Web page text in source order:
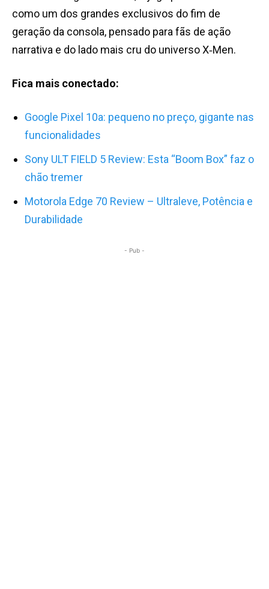
como um dos grandes exclusivos do fim de
geração da consola, pensado para fãs de ação
narrativa e do lado mais cru do universo X‑Men.
Fica mais conectado:
Google Pixel 10a: pequeno no preço, gigante nas
funcionalidades
Sony ULT FIELD 5 Review: Esta “Boom Box” faz o
chão tremer
Motorola Edge 70 Review – Ultraleve, Potência e
Durabilidade
- Pub -